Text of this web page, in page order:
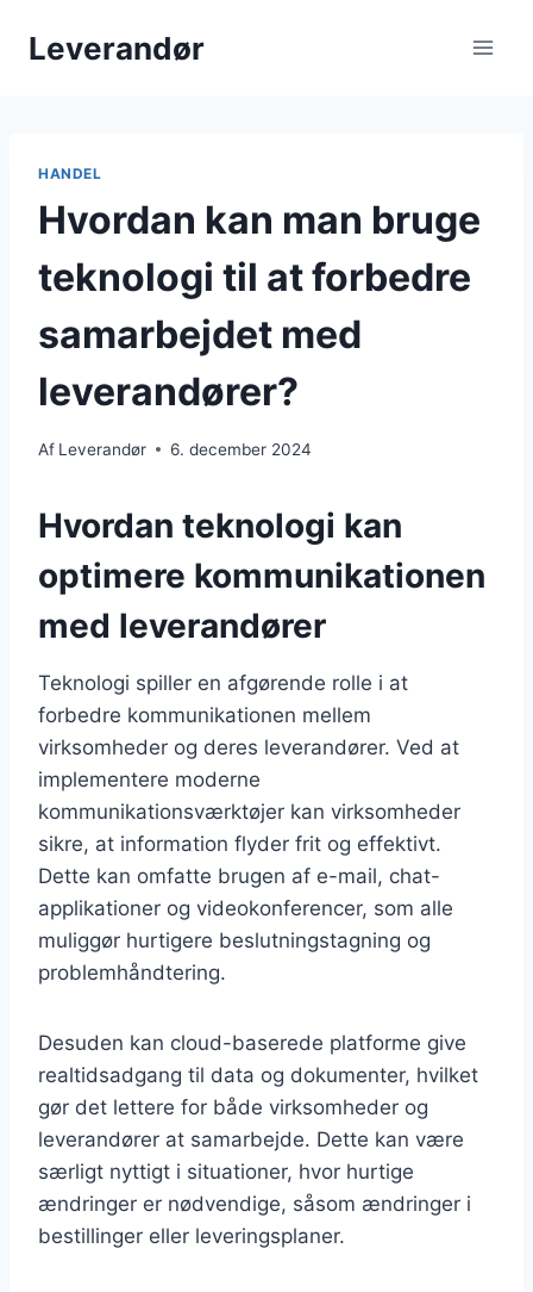
Leverandør
HANDEL
Hvordan kan man bruge
teknologi til at forbedre
samarbejdet med
leverandører?
Af Leverandør 6. december 2024
Hvordan teknologi kan
optimere kommunikationen
med leverandører
Teknologi spiller en afgørende rolle i at
forbedre kommunikationen mellem
virksomheder og deres leverandører. Ved at
implementere moderne
kommunikationsværktøjer kan virksomheder
sikre, at information flyder frit og effektivt.
Dette kan omfatte brugen af e-mail, chat-
applikationer og videokonferencer, som alle
muliggør hurtigere beslutningstagning og
problemhåndtering.
Desuden kan cloud-baserede platforme give
realtidsadgang til data og dokumenter, hvilket
gør det lettere for både virksomheder og
leverandører at samarbejde. Dette kan være
særligt nyttigt i situationer, hvor hurtige
ændringer er nødvendige, såsom ændringer i
bestillinger eller leveringsplaner.